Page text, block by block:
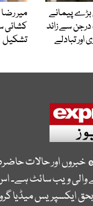
پیمانے
درجن سے زائد
اور تبادلے
میر
کشائی
تشکیل
خبروں اور حالات
ویب سائٹ ہے۔
ایکسپریس میڈیا